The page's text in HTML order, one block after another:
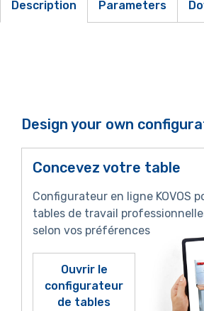
Description Parameters
Design your own
Concevez votre table
Configurateur en ligne KOVOS
tables de travail
selon vos préférences
Ouvrir le
configurateur
de tables